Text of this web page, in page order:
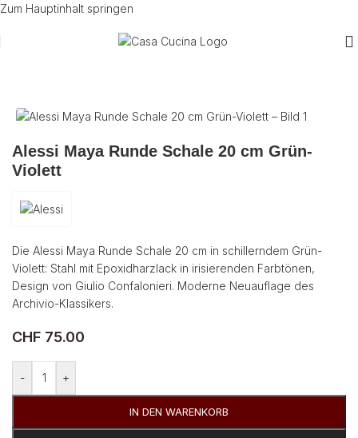
Zum Hauptinhalt springen
Alessi Maya Runde Schale 20 cm Grün-
Violett
Die Alessi Maya Runde Schale 20 cm in schillerndem Grün-
Violett: Stahl mit Epoxidharzlack in irisierenden Farbtönen,
Design von Giulio Confalonieri. Moderne Neuauflage des
Archivio-Klassikers.
CHF 75.00
- +
IN DEN WARENKORB